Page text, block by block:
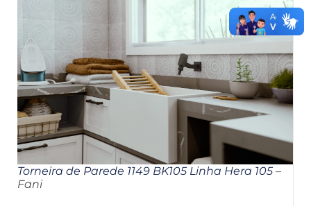
Torneira de Parede 1149 BK105 Linha Hera 105 –
Fani